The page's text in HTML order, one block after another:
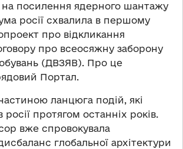
посилення ядерного шантажу
росії схвалила в першому
про відкликання
про всеосяжну заборону
(ДВЗЯВ). Про це
Портал.
ланцюга подій, які
росії протягом останніх років.
вже спровокувала
глобальної архітектури